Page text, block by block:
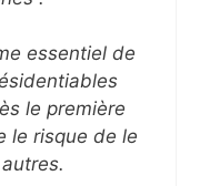
essentiel de
le première
le risque de le